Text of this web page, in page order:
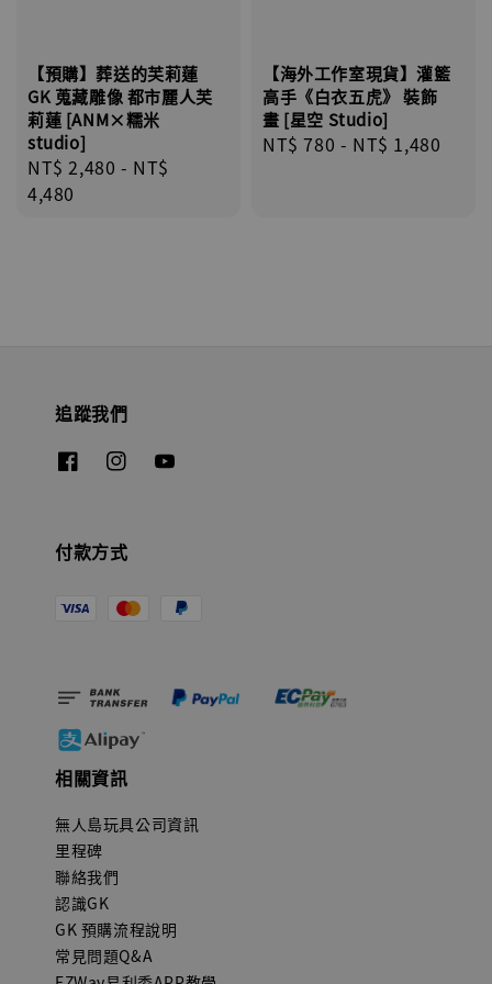
【預購】葬送的芙莉蓮
GK 蒐藏雕像 都市麗人芙
莉蓮 [ANM×糯米
studio]
Regular
price
NT$ 2,480 - NT$
4,480
【海外工作室現貨】灌籃
高手《白衣五虎》 裝飾
畫 [星空 Studio]
Regular
NT$ 780 - NT$ 1,480
追蹤我們
付款方式
相關資訊
無人島玩具公司資訊
里程碑
聯絡我們
認識GK
GK 預購流程說明
常見問題Q&A